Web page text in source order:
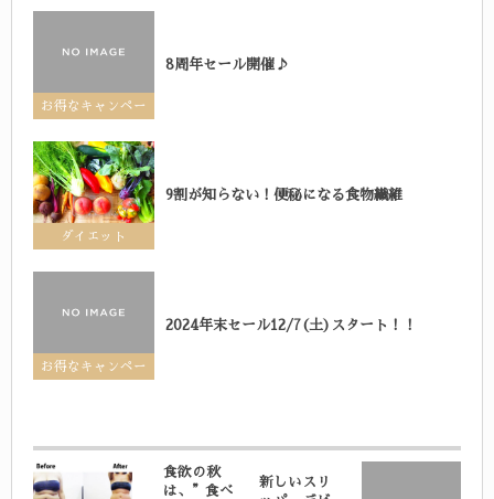
お得なキャンペー
8周年セール開催♪
ダイエット
9割が知らない！便秘になる食物繊維
お得なキャンペー
2024年末セール12/7(土)スタート！！
食欲の秋
は、”食べ
新しいスリ